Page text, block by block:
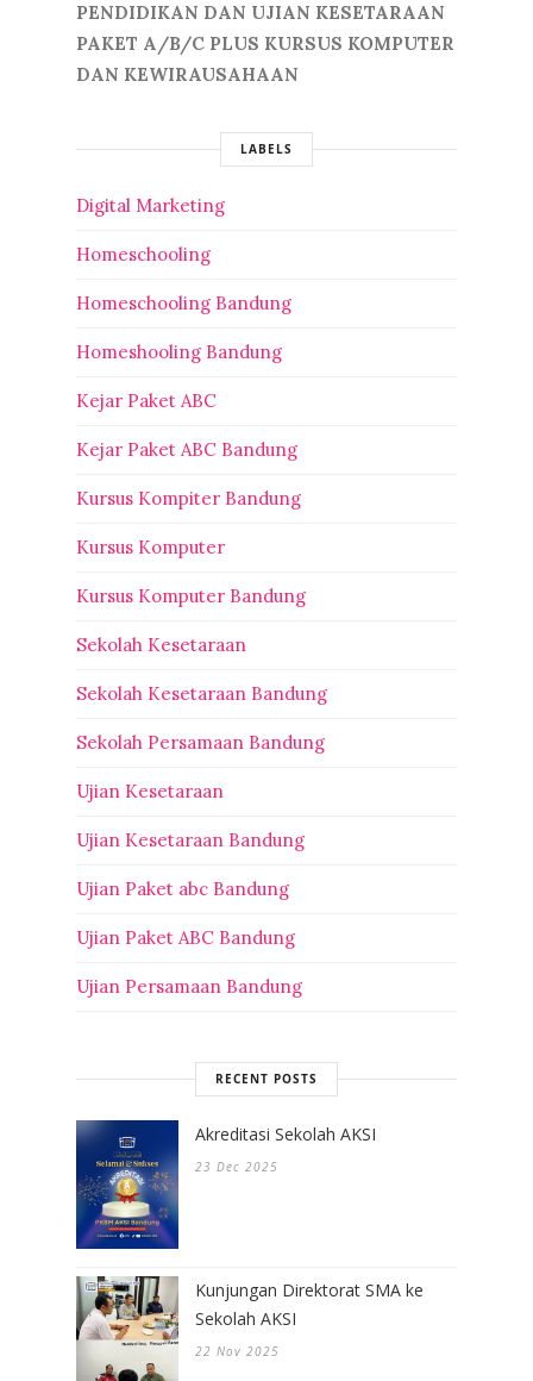
PENDIDIKAN DAN UJIAN KESETARAAN
PAKET A/B/C PLUS KURSUS KOMPUTER
DAN KEWIRAUSAHAAN
LABELS
Digital Marketing
Homeschooling
Homeschooling Bandung
Homeshooling Bandung
Kejar Paket ABC
Kejar Paket ABC Bandung
Kursus Kompiter Bandung
Kursus Komputer
Kursus Komputer Bandung
Sekolah Kesetaraan
Sekolah Kesetaraan Bandung
Sekolah Persamaan Bandung
Ujian Kesetaraan
Ujian Kesetaraan Bandung
Ujian Paket abc Bandung
Ujian Paket ABC Bandung
Ujian Persamaan Bandung
RECENT POSTS
Akreditasi Sekolah AKSI
23 Dec 2025
Kunjungan Direktorat SMA ke
Sekolah AKSI
22 Nov 2025